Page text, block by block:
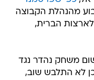
מהנהלת הקבוצה
לארצות הברית,
משחק נהדר נגד
לא התלבש שוב,